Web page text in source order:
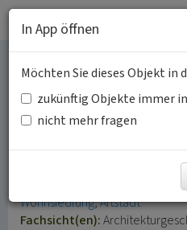
Architektur
– Gottfried
Geburtstag
Wohnsiedlung Altstadt
Fachsicht(en):
In App öffnen
Möchten Sie dieses Objekt in
zukünftig Objekte immer
nicht mehr fragen